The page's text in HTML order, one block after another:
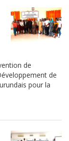
de
de
pour la